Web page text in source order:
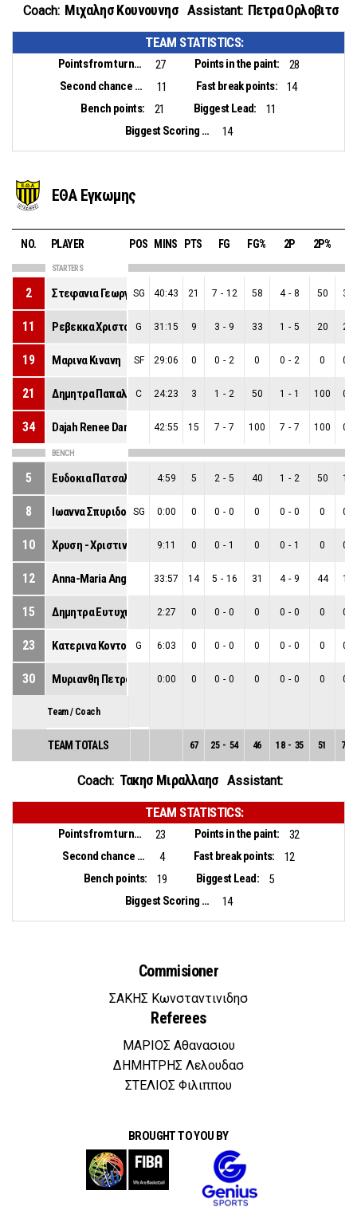
Coach: Μιχαλησ Κουνουνησ Assistant: Πετρα Ορλοβιτσ
TEAM STATISTICS:
Points from turnovers: 27 Points in the paint:
28
Second chance points:
11 Fast break points:
14
Bench points:
21 Biggest Lead:
11
Biggest Scoring Run:
14
ΕΘΑ Εγκωμης
NO. PLAYER POS MINS PTS FG FG% 2P 2P%
STARTERS
2 Στεφανια Γεωργιου
SG 40:43 21 7 - 12 58 4 - 8 50 3
11 Ρεβεκκα Χριστοδουλου
G 31:15 9 3 - 9 33 1 - 5 20 2
19 Μαρινα Κινανη SF 29:06 0 0 - 2 0 0 - 2 0 0
21 Δημητρα ΠαπαλλαC 24:23 3 1 - 2 50 1 - 1 100 0
34 Dajah Renee Daniel 42:55 15 7 - 7 100 7 - 7 100 0
BENCH
5 Ευδοκια Πατσαλιδου 4:59 5 2 - 5 40 1 - 2 50 1
8 Ιωαννα Σπυριδου SG 0:00 0 0 - 0 0 0 - 0 0 0
10 9:11 0 0 - 1 0 0 - 1 0 0
12 33:57 14 5 - 16 31 4 - 9 44 1
15 Δημητρα Ευτυχιου 2:27 0 0 - 0 0 0 - 0 0 0
23 Κατερινα Κοντου G 6:03 0 0 - 0 0 0 - 0 0 0
30 Μυριανθη Πετρου 0:00 0 0 - 0 0 0 - 0 0 0
Team / Coach
TEAM TOTALS 67 25 - 54 46 18 - 35 51 7
Coach: Τακησ Μιραλλαησ Assistant:
TEAM STATISTICS:
Points from turnovers: 23 Points in the paint:
32
Second chance points:
4 Fast break points:
12
Bench points:
19 Biggest Lead:
5
Biggest Scoring Run:
14
Commisioner
ΣΑΚΗΣ Κωνσταντινιδησ
Referees
ΜΑΡΙΟΣ Αθανασιου
ΔΗΜΗΤΡΗΣ Λελουδασ
ΣΤΕΛΙΟΣ Φιλιππου
BROUGHT TO YOU BY